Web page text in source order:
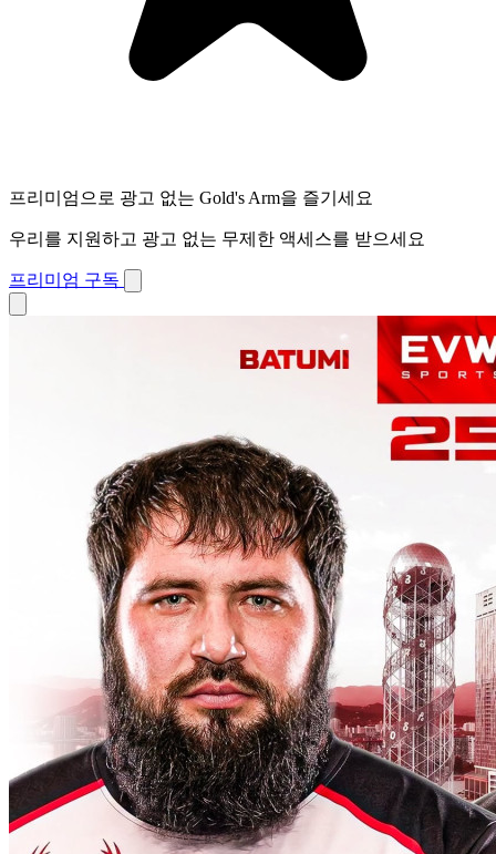
프리미엄으로 광고 없는 Gold's Arm을 즐기세요
우리를 지원하고 광고 없는 무제한 액세스를 받으세요
프리미엄 구독